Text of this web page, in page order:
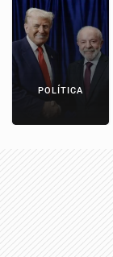
POLÍTICA